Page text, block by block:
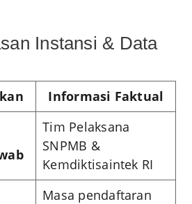
Instansi & Data
Informasi Faktual
Tim Pelaksana
SNPMB &
Kemdiktisaintek RI
Masa pendaftaran